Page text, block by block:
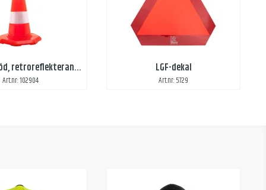
Trafikkon röd, retroreflekterande reflex
Art.nr: 102904
LGF-dekal
Art.nr: 5729